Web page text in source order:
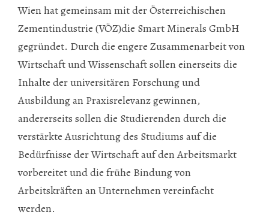
Wien hat gemeinsam mit der Österreichischen
Zementindustrie (VÖZ)die Smart Minerals GmbH
gegründet. Durch die engere Zusammenarbeit von
Wirtschaft und Wissenschaft sollen einerseits die
Inhalte der universitären Forschung und
Ausbildung an Praxisrelevanz gewinnen,
andererseits sollen die Studierenden durch die
verstärkte Ausrichtung des Studiums auf die
Bedürfnisse der Wirtschaft auf den Arbeitsmarkt
vorbereitet und die frühe Bindung von
Arbeitskräften an Unternehmen vereinfacht
werden.